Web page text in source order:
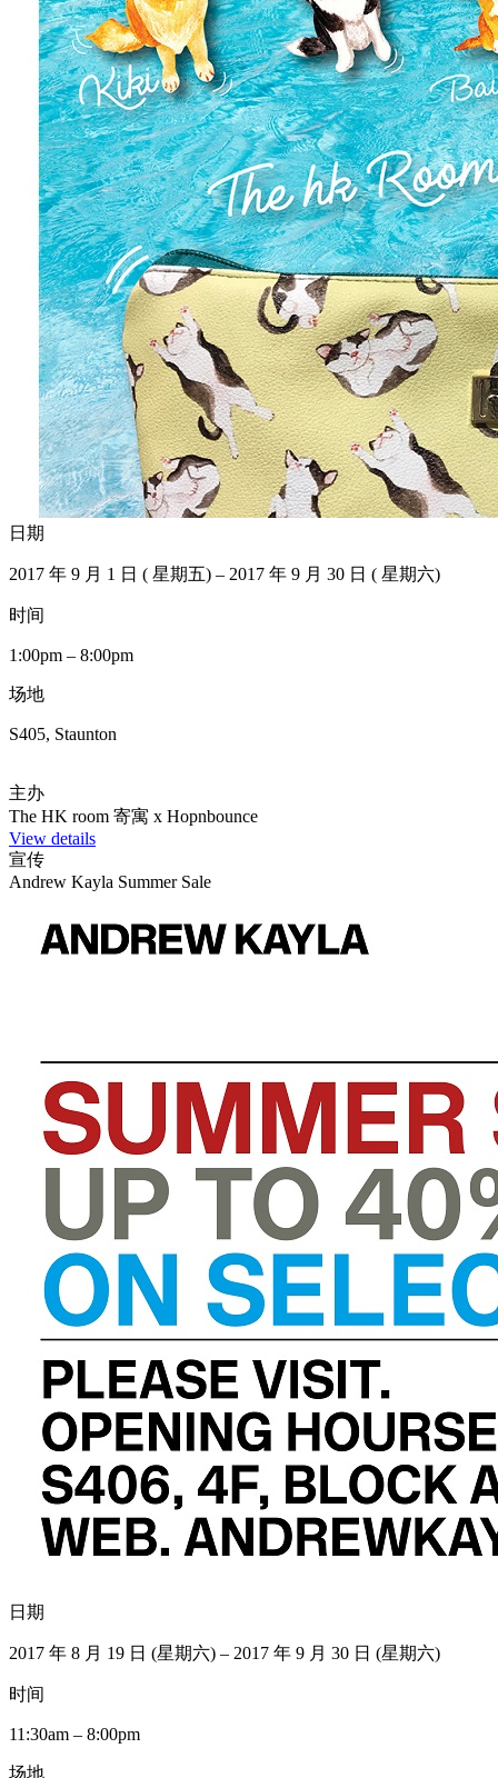
日期
2017 年 9 月 1 日 ( 星期五) – 2017 年 9 月 30 日 ( 星期六)
时间
1:00pm – 8:00pm
场地
S405, Staunton
主办
The HK room 寄寓 x Hopnbounce
View details
宣传
Andrew Kayla Summer Sale
日期
2017 年 8 月 19 日 (星期六) – 2017 年 9 月 30 日 (星期六)
时间
11:30am – 8:00pm
场地